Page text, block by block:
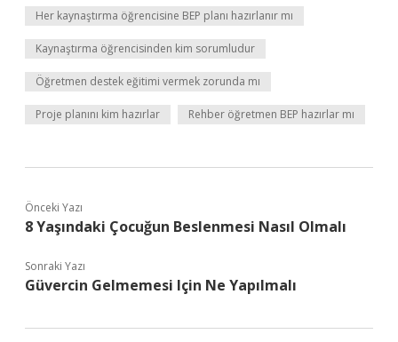
Her kaynaştırma öğrencisine BEP planı hazırlanır mı
Kaynaştırma öğrencisinden kim sorumludur
Öğretmen destek eğitimi vermek zorunda mı
Proje planını kim hazırlar Rehber öğretmen BEP hazırlar mı
Önceki Yazı
8 Yaşındaki Çocuğun Beslenmesi Nasıl Olmalı
Sonraki Yazı
Güvercin Gelmemesi Için Ne Yapılmalı